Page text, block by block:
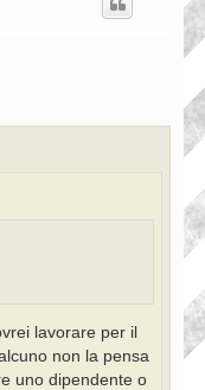
lavorare per il
non la pensa
uno dipendente o